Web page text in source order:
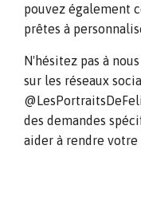
pouvez également
prêtes à
N'hésitez pas à
sur les réseaux
des demandes
aider à rendre